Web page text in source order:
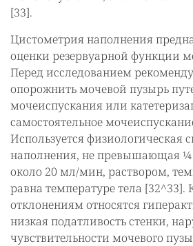
[33].
Цистометрия наполнения
оценки резервуарной функции
Перед исследованием
опорожнить мочевой пузырь
мочеиспускания или
самостоятельное
Используется физиологическая
наполнения, не превышающая ¼
около 20 мл/мин, раствором,
равна температуре тела
отклонениям относятся
низкая податливость стенки,
чувствительности мочевого